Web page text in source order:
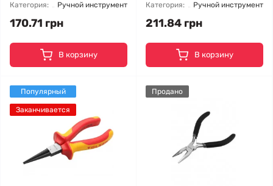
Категория:
Ручной инструмент
170.71 грн
В корзину
Категория:
Ручной инструмент
211.84 грн
В корзину
Популярный
Заканчивается
Продано